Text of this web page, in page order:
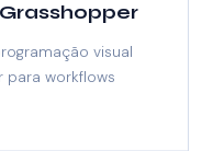
visual
workflows